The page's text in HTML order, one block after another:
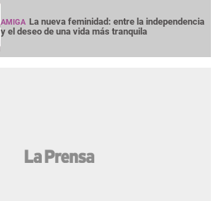
AMIGA La nueva feminidad: entre la independencia
y el deseo de una vida más tranquila